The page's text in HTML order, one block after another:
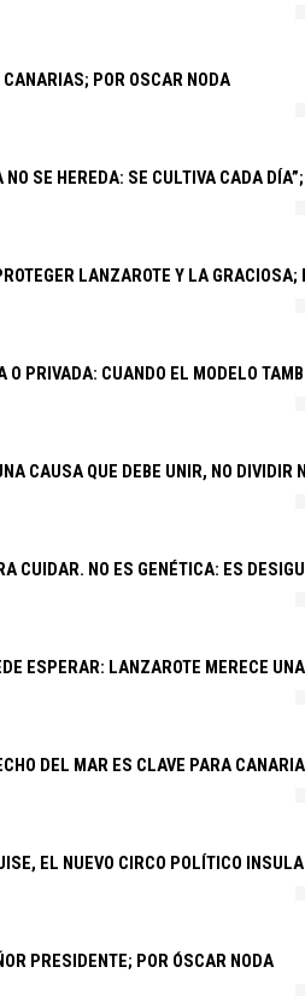
CANARIAS; POR OSCAR NODA
NO SE HEREDA: SE CULTIVA CADA
LANZAROTE Y LA
O PRIVADA: CUANDO EL MODELO
CAUSA QUE DEBE UNIR, NO
CUIDAR. NO ES GENÉTICA: ES
ESPERAR: LANZAROTE MERECE
DEL MAR ES CLAVE PARA
EL NUEVO CIRCO POLÍTICO
PRESIDENTE; POR ÓSCAR NODA